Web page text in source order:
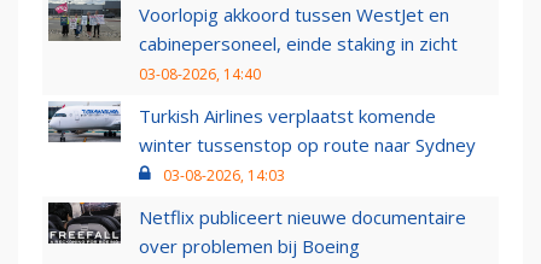
Voorlopig akkoord tussen WestJet en
cabinepersoneel, einde staking in zicht
03-08-2026, 14:40
Turkish Airlines verplaatst komende
winter tussenstop op route naar Sydney
03-08-2026, 14:03
Netflix publiceert nieuwe documentaire
over problemen bij Boeing